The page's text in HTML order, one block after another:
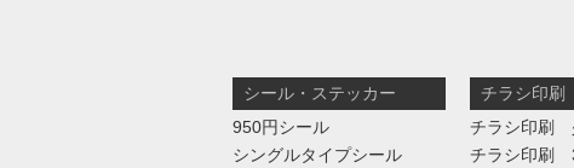
シール・ステッカー
950円シール
シングルタイプシール
チラシ印刷
チラシ印刷
チラシ印刷